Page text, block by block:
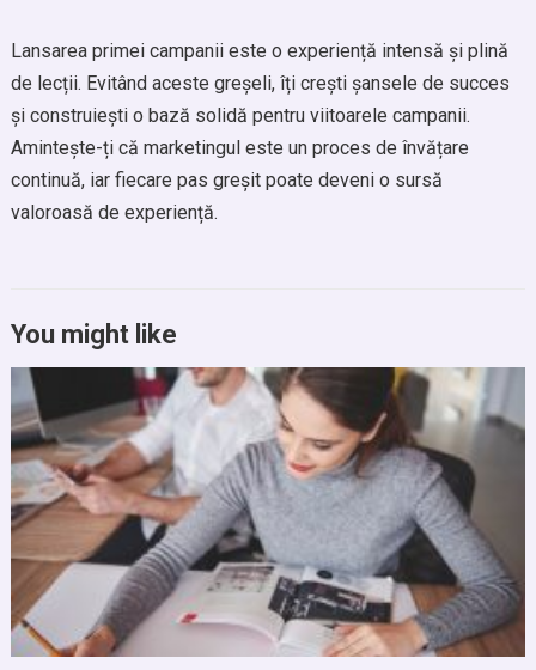
Lansarea primei campanii este o experiență intensă și plină
de lecții. Evitând aceste greșeli, îți crești șansele de succes
și construiești o bază solidă pentru viitoarele campanii.
Amintește-ți că marketingul este un proces de învățare
continuă, iar fiecare pas greșit poate deveni o sursă
valoroasă de experiență.
You might like